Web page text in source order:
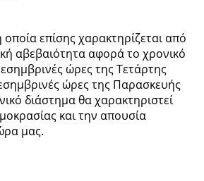
επίσης χαρακτηρίζεται από
αβεβαιότητα αφορά το χρονικό
ώρες της Τετάρτης
ώρες της Παρασκευής
διάστημα θα χαρακτηριστεί
και την απουσία
μας.